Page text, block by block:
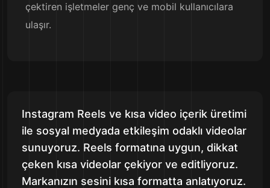
çektiren işletmeler genç ve mobil kullanıcılara
ulaşır.
Instagram Reels ve kısa video içerik üretimi
ile sosyal medyada etkileşim odaklı videolar
sunuyoruz. Reels formatına uygun, dikkat
çeken kısa videolar çekiyor ve editliyoruz.
Markanızın sesini kısa formatta anlatıyoruz.